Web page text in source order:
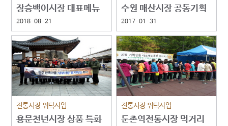
장승백이시장 대표메뉴
및 공동기획상품 개발
2018-08-21
수원 매산시장 공동기획
상품 및 레시피 개발
2017-01-31
전통시장 위탁사업
용문천년시장 상품 특화
전통시장 위탁사업
둔촌역전통시장 먹거리